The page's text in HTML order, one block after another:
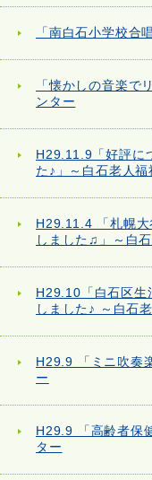
「南白石小学校合
「懐かしの音楽で
ンター
H29.11.9「好評に
た♪」～白石老人福
H29.11.4 「札幌大
しました♫」～白
H29.10「白石区生
しました♪ ～白石
H29.9 「ミニ吹奏
ー
H29.9 「高齢者保
ター